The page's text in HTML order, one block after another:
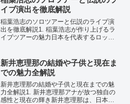
イブ演出を徹底解説
稲葉浩志のソロツアーと伝説のライブ演
出を徹底解説1. 稲葉浩志が作り上げるラ
イブツアーの魅力日本を代表するロック
ても唯一無二の存在感を放っています。
彼のツアーは、常...
新井恵理那の結婚や子供と現在ま
での魅力全解説
新井恵理那の結婚や子供と現在までの魅
力全解説1. 新井恵理那アナが放つ独自の
感性と現在の輝き新井恵理那は、日本の